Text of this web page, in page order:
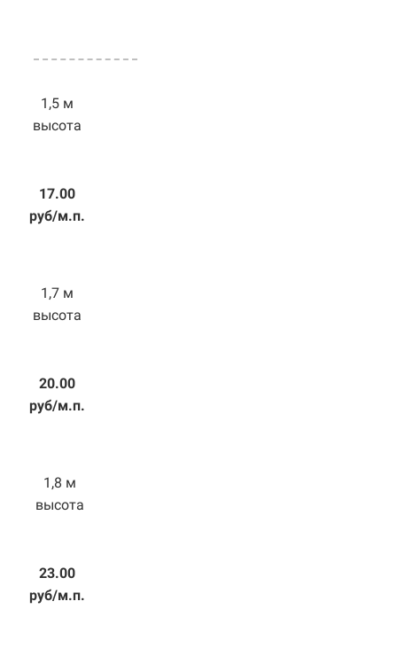
1,5 м
высота
17.00
руб/м.п.
1,7 м
высота
20.00
руб/м.п.
1,8 м
высота
23.00
руб/м.п.